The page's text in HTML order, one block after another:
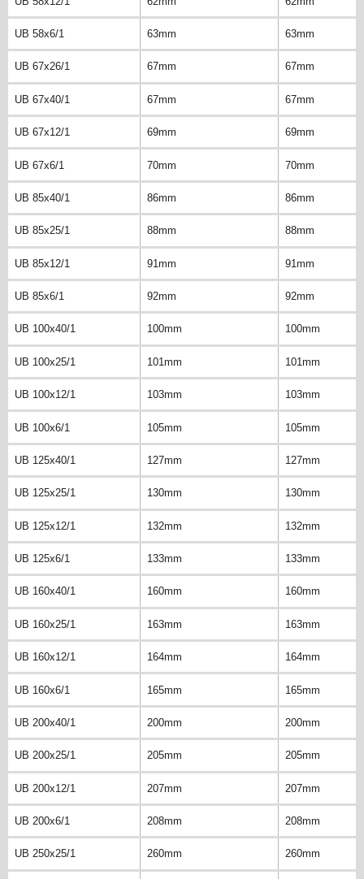
UB 58x6/1 63mm 63mm
UB 67x26/1 67mm 67mm
UB 67x40/1 67mm 67mm
UB 67x12/1 69mm 69mm
UB 67x6/1 70mm 70mm
UB 85x40/1 86mm 86mm
UB 85x25/1 88mm 88mm
UB 85x12/1 91mm 91mm
UB 85x6/1 92mm 92mm
UB 100x40/1 100mm 100mm
UB 100x25/1 101mm 101mm
UB 100x12/1 103mm 103mm
UB 100x6/1 105mm 105mm
UB 125x40/1 127mm 127mm
UB 125x25/1 130mm 130mm
UB 125x12/1 132mm 132mm
UB 125x6/1 133mm 133mm
UB 160x40/1 160mm 160mm
UB 160x25/1 163mm 163mm
UB 160x12/1 164mm 164mm
UB 160x6/1 165mm 165mm
UB 200x40/1 200mm 200mm
UB 200x25/1 205mm 205mm
UB 200x12/1 207mm 207mm
UB 200x6/1 208mm 208mm
UB 250x25/1 260mm 260mm